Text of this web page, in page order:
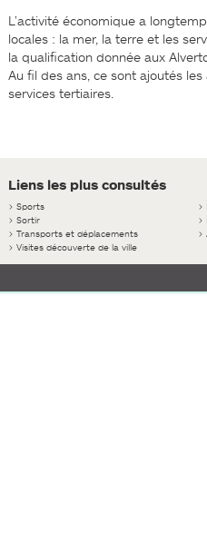
L’activité économique a
locales : la mer, la terre et les
la qualification donnée aux
Au fil des ans, ce sont ajoutés
services tertiaires.
Liens les plus consultés
> Sports >
> Sortir >
> Transports et déplacements >
> Visites découverte de la ville